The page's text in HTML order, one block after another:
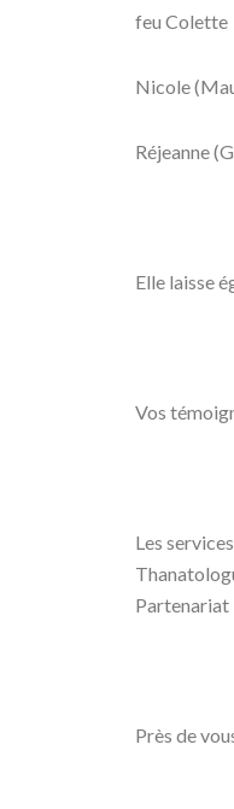
feu Colette
Nicole
Réjeanne
Elle laisse
Vos
Les
Partenariat
Près de